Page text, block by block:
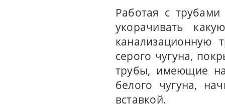
Работая с
укорачивать
серого чугуна,
трубы, имеющие
белого чугуна,
вставкой.